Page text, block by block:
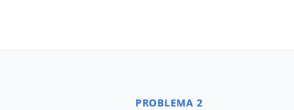
PROBLEMA 2